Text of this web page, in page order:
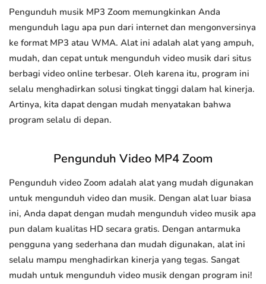
Pengunduh musik MP3 Zoom memungkinkan Anda
mengunduh lagu apa pun dari internet dan mengonversinya
ke format MP3 atau WMA. Alat ini adalah alat yang ampuh,
mudah, dan cepat untuk mengunduh video musik dari situs
berbagi video online terbesar. Oleh karena itu, program ini
selalu menghadirkan solusi tingkat tinggi dalam hal kinerja.
Artinya, kita dapat dengan mudah menyatakan bahwa
program selalu di depan.
Pengunduh Video MP4 Zoom
Pengunduh video Zoom adalah alat yang mudah digunakan
untuk mengunduh video dan musik. Dengan alat luar biasa
ini, Anda dapat dengan mudah mengunduh video musik apa
pun dalam kualitas HD secara gratis. Dengan antarmuka
pengguna yang sederhana dan mudah digunakan, alat ini
selalu mampu menghadirkan kinerja yang tegas. Sangat
mudah untuk mengunduh video musik dengan program ini!